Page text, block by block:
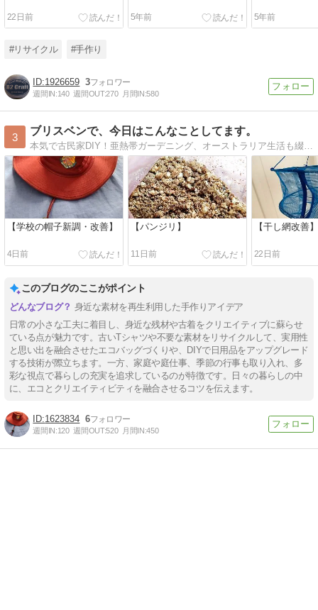
22日前 5年前 5年前
#リサイクル #手作り
1926659 3
週間IN:140 週間OUT:270 月間IN:580
3
ブリスベンで、今日はこんなことしてます。
本気で古民家DIY！亜熱帯ガーデニング、オーストラリア生活も綴っています。
【学校の帽子新調・改善】
4日前
【パンジリ】
11日前
【干し網改善】
22日前
このブログのここがポイント
身近な素材を再生利用した手作りアイデア
日常の小さな工夫に着目し、身近な残材や古着をクリエイティブに蘇らせ
ている点が魅力です。古いTシャツや不要な素材をリサイクルして、実用性
と思い出を融合させたエコバッグづくりや、DIYで日用品をアップグレード
する技術が際立ちます。一方、家庭や庭仕事、季節の行事も取り入れ、多
彩な視点で暮らしの充実を追求しているのが特徴です。日々の暮らしの中
に、エコとクリエイティビティを融合させるコツを伝えます。
1623834 6
週間IN:120 週間OUT:520 月間IN:450